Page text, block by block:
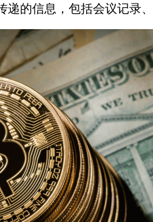
的信息，包括会议记录